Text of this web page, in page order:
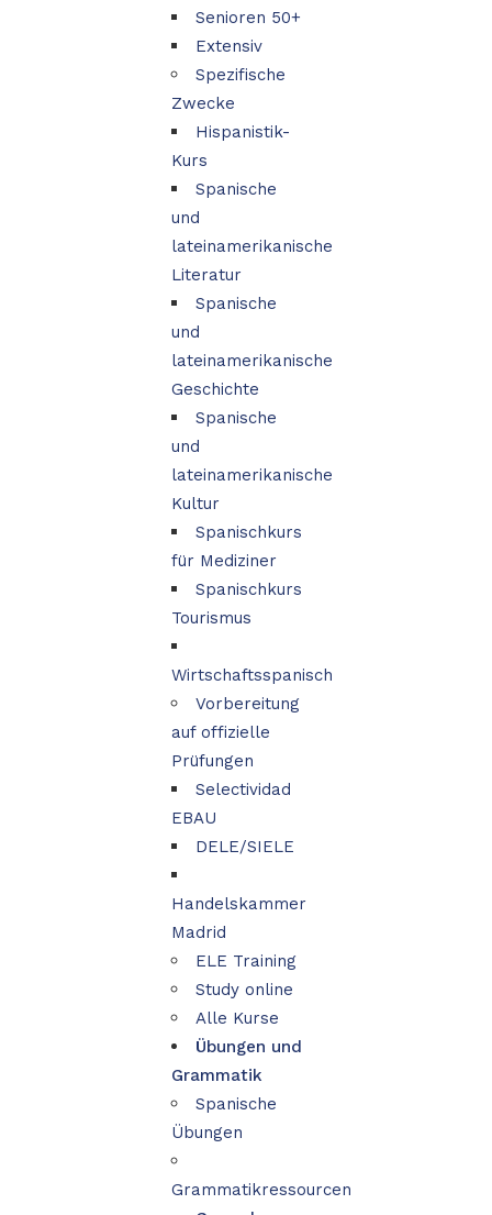
Senioren 50+
Extensiv
Spezifische
Zwecke
Hispanistik-
Kurs
Spanische
und
lateinamerikanische
Literatur
Spanische
und
lateinamerikanische
Geschichte
Spanische
und
lateinamerikanische
Kultur
Spanischkurs
für Mediziner
Spanischkurs
Tourismus
Wirtschaftsspanisch
Vorbereitung
auf offizielle
Prüfungen
Selectividad
EBAU
DELE/SIELE
Handelskammer
Madrid
ELE Training
Study online
Alle Kurse
Übungen und
Grammatik
Spanische
Übungen
Grammatikressourcen